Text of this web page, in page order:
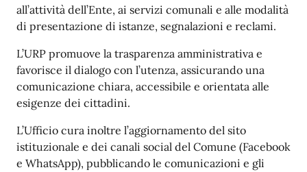
all’attività dell’Ente, ai servizi comunali e alle modalità
di presentazione di istanze, segnalazioni e reclami.
L’URP promuove la trasparenza amministrativa e
favorisce il dialogo con l’utenza, assicurando una
comunicazione chiara, accessibile e orientata alle
esigenze dei cittadini.
L’Ufficio cura inoltre l’aggiornamento del sito
istituzionale e dei canali social del Comune (Facebook
e WhatsApp), pubblicando le comunicazioni e gli